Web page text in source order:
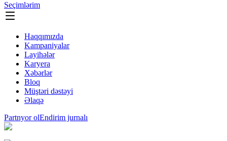
Seçimlərim
Haqqımızda
Kampaniyalar
Layihələr
Karyera
Xəbərlər
Bloq
Müştəri dəstəyi
Əlaqə
Partnyor olEndirim jurnalı